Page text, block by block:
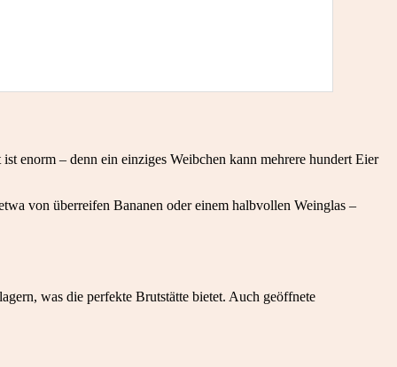
enorm – denn ein einziges Weibchen kann mehrere hundert Eier
von überreifen Bananen oder einem halbvollen Weinglas –
was die perfekte Brutstätte bietet. Auch geöffnete